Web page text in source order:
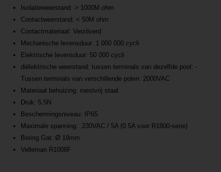
Isolatieweerstand: > 1000M ohm
Contactweerstand: < 50M ohm
Contactmateriaal: Verzilverd
Mechanische levensduur: 1 000 000 cycli
Elektrische levensduur: 50 000 cycli
diëlektrische weerstand: tussen terminals van dezelfde pool: -
Tussen terminals van verschillende polen: 2000VAC
Materiaal behuizing: roestvrij staal
Druk: 5.5N
Beschermingsniveau: IP65
Maximale spanning: 230VAC / 5A (0.5A voor R1800-serie)
Boring Gat: Ø 19mm
Velleman R1008F